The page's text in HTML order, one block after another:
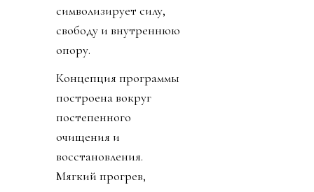
символизирует силу,
свободу и внутреннюю
опору.
Концепция программы
построена вокруг
постепенного
очищения и
восстановления.
Мягкий прогрев,